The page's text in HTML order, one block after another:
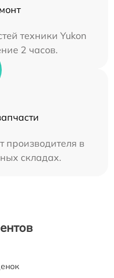
техники Yukon
2 часов.
производителя в
складах.